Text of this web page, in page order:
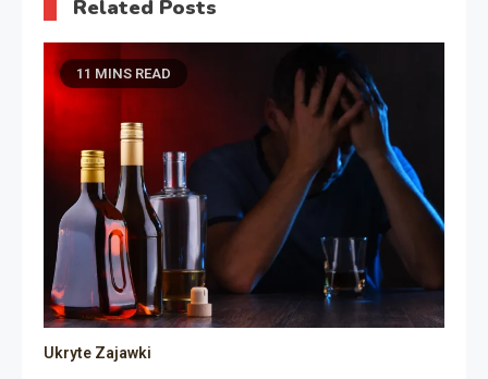
Related Posts
11 MINS READ
Ukryte Zajawki